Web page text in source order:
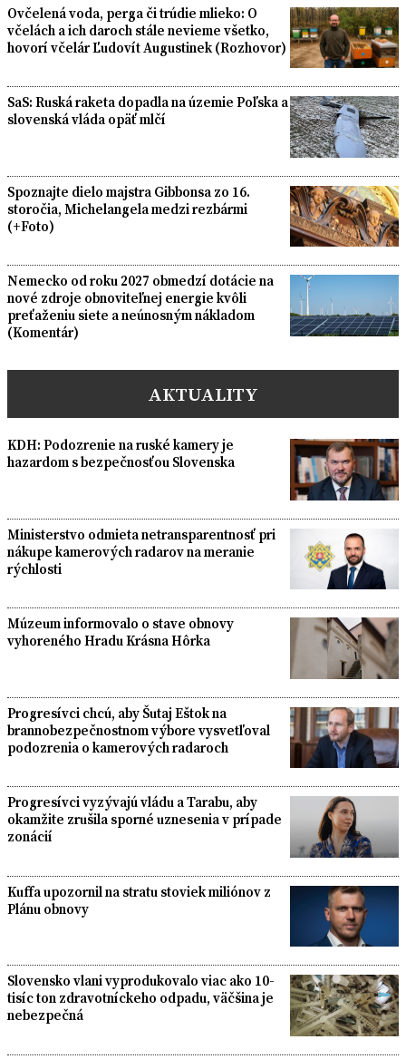
Ovčelená voda, perga či trúdie mlieko: O
včelách a ich daroch stále nevieme všetko,
hovorí včelár Ľudovít Augustinek (Rozhovor)
SaS: Ruská raketa dopadla na územie Poľska a
slovenská vláda opäť mlčí
Spoznajte dielo majstra Gibbonsa zo 16.
storočia, Michelangela medzi rezbármi
(+Foto)
Nemecko od roku 2027 obmedzí dotácie na
nové zdroje obnoviteľnej energie kvôli
preťaženiu siete a neúnosným nákladom
(Komentár)
AKTUALITY
KDH: Podozrenie na ruské kamery je
hazardom s bezpečnosťou Slovenska
Ministerstvo odmieta netransparentnosť pri
nákupe kamerových radarov na meranie
rýchlosti
Múzeum informovalo o stave obnovy
vyhoreného Hradu Krásna Hôrka
Progresívci chcú, aby Šutaj Eštok na
brannobezpečnostnom výbore vysvetľoval
podozrenia o kamerových radaroch
Progresívci vyzývajú vládu a Tarabu, aby
okamžite zrušila sporné uznesenia v prípade
zonácií
Kuffa upozornil na stratu stoviek miliónov z
Plánu obnovy
Slovensko vlani vyprodukovalo viac ako 10-
tisíc ton zdravotníckeho odpadu, väčšina je
nebezpečná